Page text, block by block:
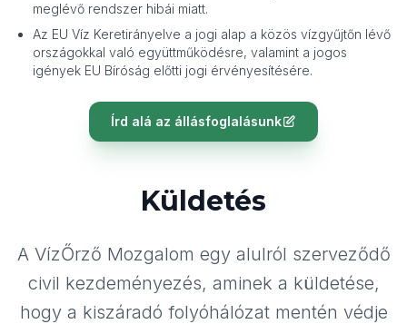
meglévő rendszer hibái miatt.
Az EU Víz Keretirányelve a jogi alap a közös vízgyűjtőn lévő
országokkal való együttműködésre, valamint a jogos
igények EU Bíróság előtti jogi érvényesítésére.
Írd alá az állásfoglalásunk
Küldetés
A VízŐrző Mozgalom egy alulról szerveződő
civil kezdeményezés, aminek a küldetése,
hogy a kiszáradó folyóhálózat mentén védje